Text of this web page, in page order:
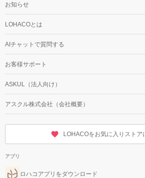
お知らせ
LOHACOとは
AIチャットで質問する
お客様サポート
ASKUL（法人向け）
アスクル株式会社（会社概要）
LOHACOをお気に入りストア
アプリ
ロハコアプリをダウンロード